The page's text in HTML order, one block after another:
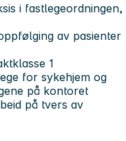
i fastlegeordningen,
av pasienter
1
for sykehjem og
på kontoret
på tvers av